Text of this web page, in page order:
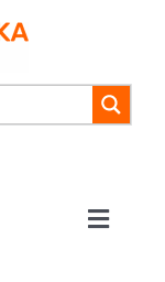
Toggle